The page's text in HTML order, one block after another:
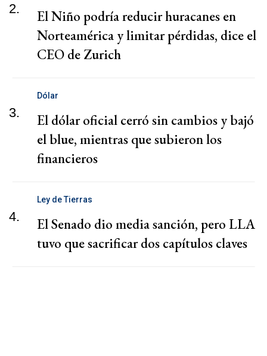
2.
El Niño podría reducir huracanes en
Norteamérica y limitar pérdidas, dice el
CEO de Zurich
3.
Dólar
El dólar oficial cerró sin cambios y bajó
el blue, mientras que subieron los
financieros
4.
Ley de Tierras
El Senado dio media sanción, pero LLA
tuvo que sacrificar dos capítulos claves